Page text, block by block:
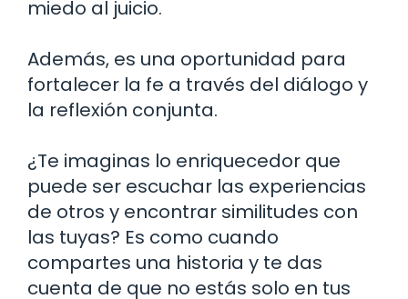
miedo al juicio.
Además, es una oportunidad para
fortalecer la fe a través del diálogo y
la reflexión conjunta.
¿Te imaginas lo enriquecedor que
puede ser escuchar las experiencias
de otros y encontrar similitudes con
las tuyas? Es como cuando
compartes una historia y te das
cuenta de que no estás solo en tus